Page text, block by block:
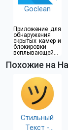
Goclean
Приложение для
обнаружения
скрытых камер и
блокировки
всплывающей
Похожие на
Стильный
Текст -